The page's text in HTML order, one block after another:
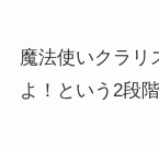
魔法使いクラリ
よ！という2段